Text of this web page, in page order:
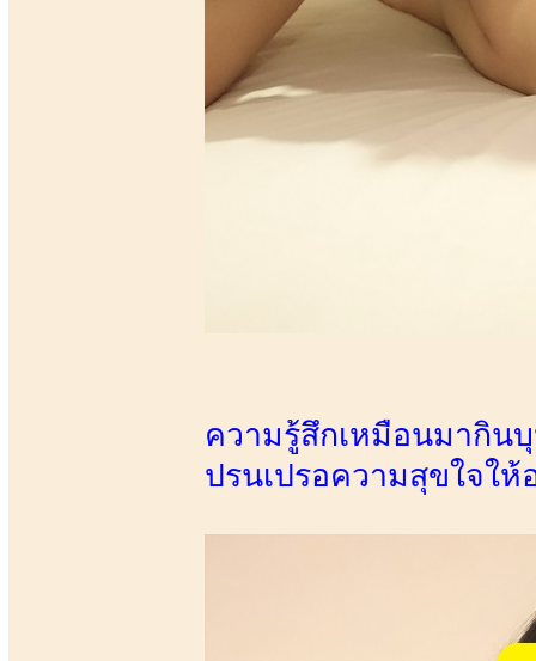
ความรู้สึกเหมือนมากิน
ปรนเปรอความสุขใจให้